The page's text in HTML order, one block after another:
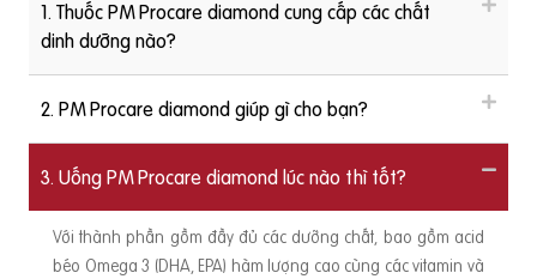
1. Thuốc PM Procare diamond cung cấp các chất
dinh dưỡng nào?
2. PM Procare diamond giúp gì cho bạn?
3. Uống PM Procare diamond lúc nào thì tốt?
Với thành phần gồm đầy đủ các dưỡng chất, bao gồm acid
béo Omega 3 (DHA, EPA) hàm lượng cao cùng các vitamin và